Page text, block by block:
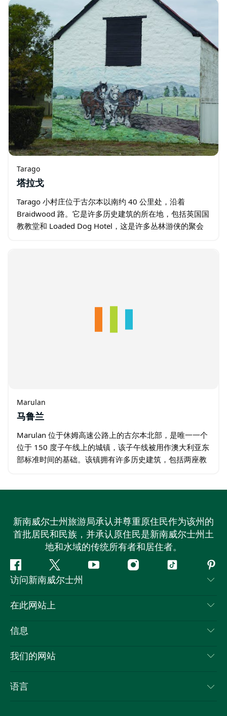
Tarago
塔拉戈
Tarago 小村庄位于古尔本以南约 40 公里处，沿着
Braidwood 路。它是许多历史建筑的所在地，包括英国国
教教堂和 Loaded Dog Hotel，这是许多丛林游侠的聚会
Marulan
马鲁兰
Marulan 位于休姆高速公路上的古尔本北部，是唯一一个
位于 150 度子午线上的城镇，该子午线被用作澳大利亚东
部标准时间的基础。该镇拥有许多历史建筑，包括两座教
新南威尔士州旅游局承认并尊重原住民作为该州的
首批居民和民族，并承认原住民是新南威尔士州土
地和水域的传统所有者和居住者。
Facebook叽
叽
喳
YouTube Instagram抖
访问新南威尔士州
联系我们
隐私
Cookie 通知
在此网站上
目的地
新南威尔士州公路旅行
活动
信息
旅行信息
新南威尔士州的商业
我们的网站
语言